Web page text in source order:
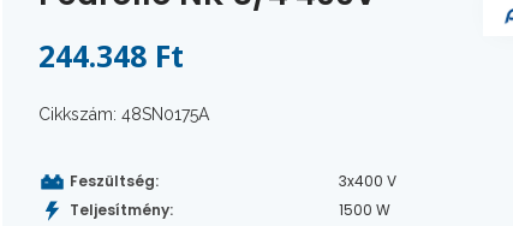
244.348 Ft
Cikkszám: 48SN0175A
Feszültség:
3x400 V
Teljesítmény:
1500 W